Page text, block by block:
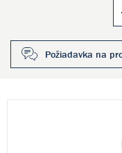
Požiadavka na